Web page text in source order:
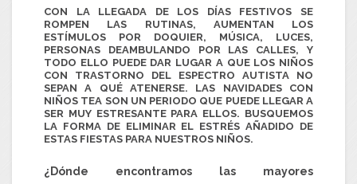
CON LA LLEGADA DE LOS DÍAS FESTIVOS SE
ROMPEN LAS RUTINAS, AUMENTAN LOS
ESTÍMULOS POR DOQUIER, MÚSICA, LUCES,
PERSONAS DEAMBULANDO POR LAS CALLES, Y
TODO ELLO PUEDE DAR LUGAR A QUE LOS NIÑOS
CON TRASTORNO DEL ESPECTRO AUTISTA NO
SEPAN A QUÉ ATENERSE. LAS NAVIDADES CON
NIÑOS TEA SON UN PERIODO QUE PUEDE LLEGAR A
SER MUY ESTRESANTE PARA ELLOS. BUSQUEMOS
LA FORMA DE ELIMINAR EL ESTRÉS AÑADIDO DE
ESTAS FIESTAS PARA NUESTROS NIÑOS.
¿Dónde encontramos las mayores